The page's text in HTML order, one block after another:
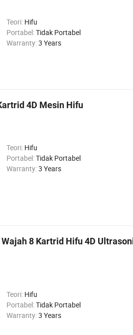
Teori: Hifu
Portabel:Tidak Portabel
Warranty:3 Years
4D Mesin Hifu
Teori: Hifu
Portabel:Tidak Portabel
Warranty:3 Years
8 Kartrid Hifu 4D
Teori: Hifu
Portabel:Tidak Portabel
Warranty:3 Years